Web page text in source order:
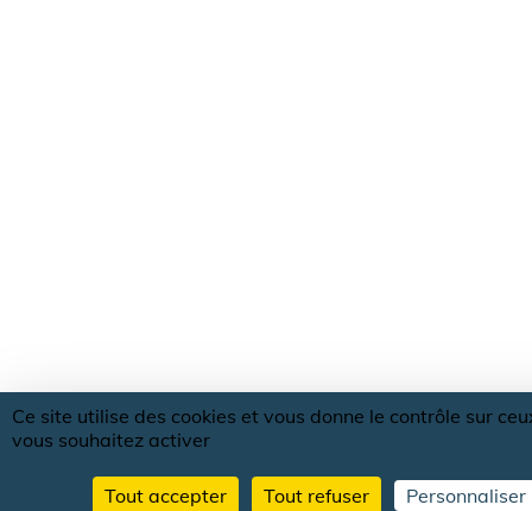
Ce site utilise des cookies et vous donne le contrôle sur
vous souhaitez activer
Tout accepter Tout refuser Personnaliser